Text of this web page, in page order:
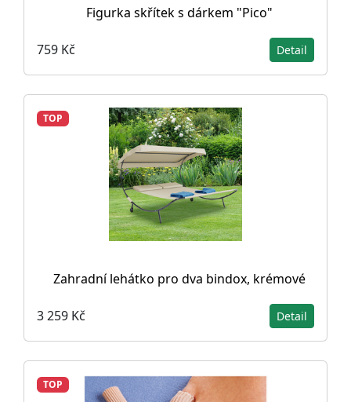
Figurka skřítek s dárkem "Pico"
759 Kč Detail
TOP
Zahradní lehátko pro dva bindox, krémové
3 259 Kč Detail
TOP